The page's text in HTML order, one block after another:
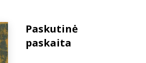
Paskutinė
paskaita